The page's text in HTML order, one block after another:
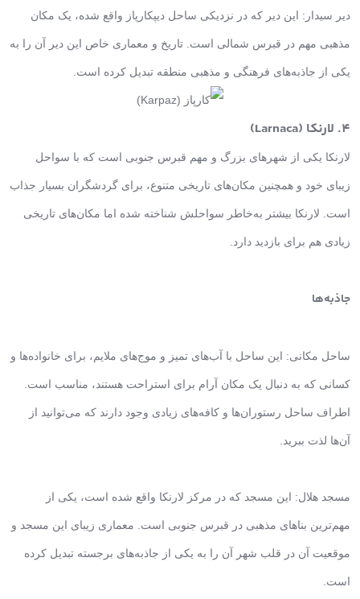
دیر سیدار: این دیر که در نزدیکی ساحل دیپکارپاز واقع شده، یک مکان
مذهبی مهم در قبرس شمالی است. تاریخ و معماری خاص این دیر آن را به
یکی از جاذبه‌های فرهنگی و مذهبی منطقه تبدیل کرده است.
4. لارنکا (Larnaca)
لارنکا یکی از شهرهای بزرگ و مهم قبرس جنوبی است که با سواحل
زیبای خود و همچنین مکان‌های تاریخی متنوع، برای گردشگران بسیار جذاب
است. لارنکا بیشتر به‌خاطر سواحلش شناخته شده اما مکان‌های تاریخی
زیادی هم برای بازدید دارد.
جاذبه‌ها
ساحل مکانی: این ساحل با آب‌های تمیز و موج‌های ملایم، برای خانواده‌ها و
کسانی که به دنبال یک مکان آرام برای استراحت هستند، مناسب است.
اطراف ساحل رستوران‌ها و کافه‌های زیادی وجود دارند که می‌توانید از
آن‌ها لذت ببرید.
مسجد هلال: این مسجد که در مرکز لارنکا واقع شده است، یکی از
مهم‌ترین بناهای مذهبی در قبرس جنوبی است. معماری زیبای این مسجد و
موقعیت آن در قلب شهر آن را به یکی از جاذبه‌های برجسته تبدیل کرده
است.